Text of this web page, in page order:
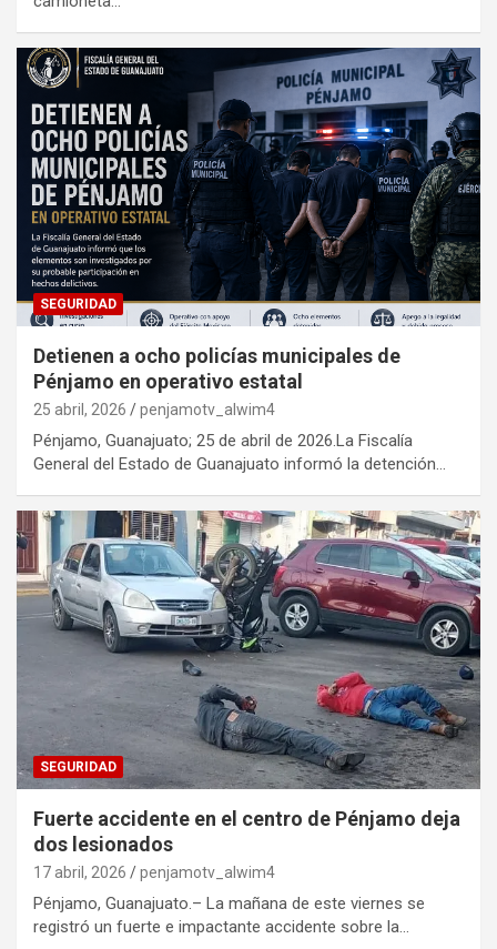
SEGURIDAD
Detienen a ocho policías municipales de
Pénjamo en operativo estatal
25 abril, 2026 penjamotv_alwim4
Pénjamo, Guanajuato; 25 de abril de 2026.La Fiscalía
General del Estado de Guanajuato informó la detención…
SEGURIDAD
Fuerte accidente en el centro de Pénjamo deja
dos lesionados
17 abril, 2026 penjamotv_alwim4
Pénjamo, Guanajuato.– La mañana de este viernes se
registró un fuerte e impactante accidente sobre la…